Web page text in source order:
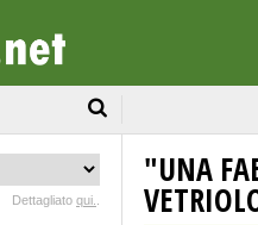
Dettagliato qui.
"UNA